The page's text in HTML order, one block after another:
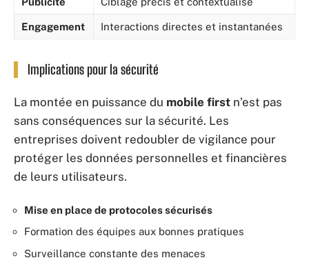
Engagement Interactions directes et instantanées
Implications pour la sécurité
La montée en puissance du mobile first n’est pas
sans conséquences sur la sécurité. Les
entreprises doivent redoubler de vigilance pour
protéger les données personnelles et financières
de leurs utilisateurs.
Mise en place de protocoles sécurisés
Formation des équipes aux bonnes pratiques
Surveillance constante des menaces